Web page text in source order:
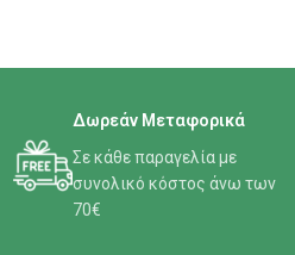
Δωρεάν Μεταφορικά
Σε κάθε παραγελία με
συνολικό κόστος άνω των
70€